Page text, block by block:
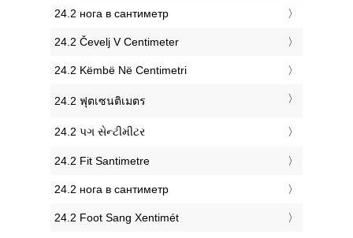
‎24.2 нога в сантиметр
‎24.2 Čevelj V Centimeter
‎24.2 Këmbë Në Centimetri
‎24.2 ฟุตเซนติเมตร
‎24.2 પગ સેન્ટીમીટર
‎24.2 Fit Santimetre
‎24.2 нога в сантиметр
‎24.2 Foot Sang Xentimét